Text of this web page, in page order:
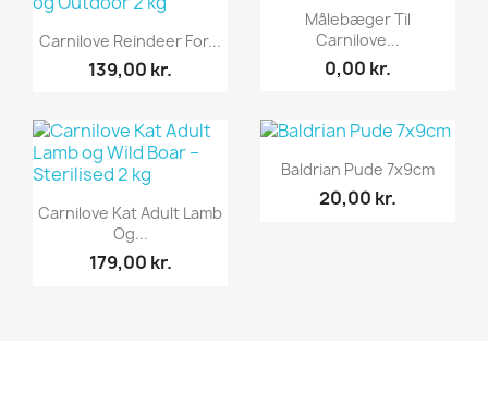
 Vis her
Carnilove Reindeer For...
139,00 kr.
Vis her
Målebæger Til
Carnilove...
0,00 kr.
 Vis her
Carnilove Kat Adult Lamb
Og...
179,00 kr.
 Vis her
Baldrian Pude 7x9cm
20,00 kr.